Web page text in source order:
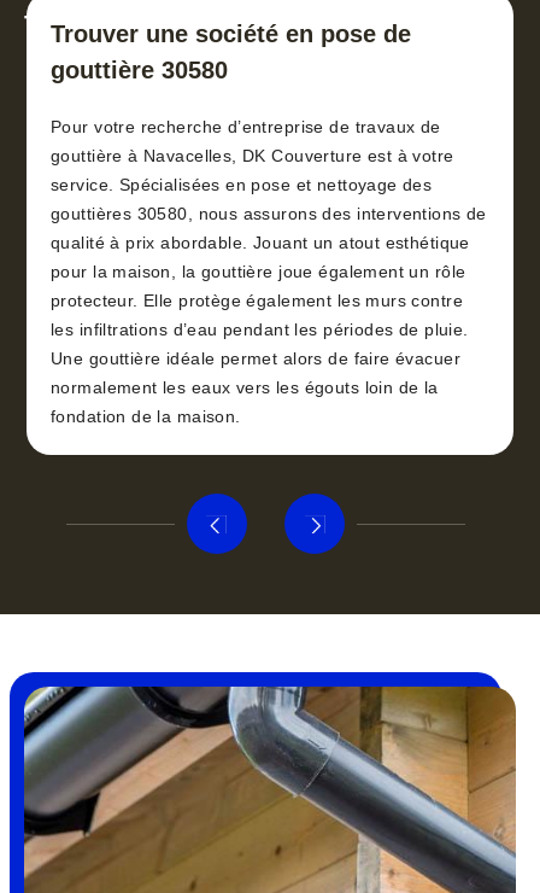
toiture 30
Trouver une société en pose de
gouttière 30580
Pour votre recherche d’entreprise de travaux de
gouttière à Navacelles, DK Couverture est à votre
service. Spécialisées en pose et nettoyage des
gouttières 30580, nous assurons des interventions de
qualité à prix abordable. Jouant un atout esthétique
pour la maison, la gouttière joue également un rôle
protecteur. Elle protège également les murs contre
les infiltrations d’eau pendant les périodes de pluie.
Une gouttière idéale permet alors de faire évacuer
normalement les eaux vers les égouts loin de la
fondation de la maison.